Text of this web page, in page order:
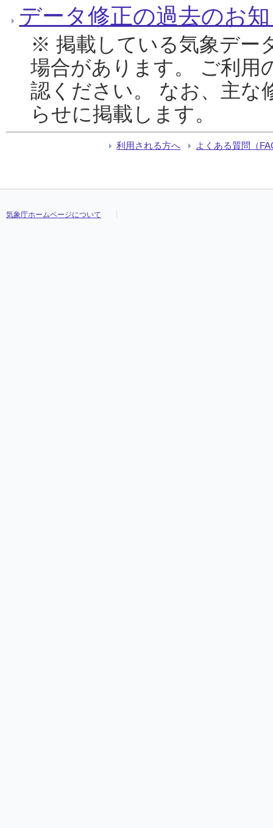
データ修正の過去のお
※ 掲載している気象デー
場合があります。 ご利用
認ください。 なお、主な
らせに掲載します。
利用される方へ よくある質問（
気象庁ホームページについて